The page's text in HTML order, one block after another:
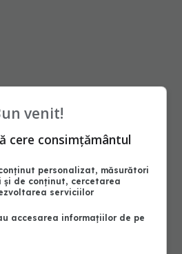
venit!
cere consimțământul
personalizat, măsurători
de conținut, cercetarea
serviciilor
accesarea informațiilor de pe